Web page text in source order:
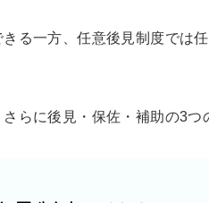
る一方、任意後見制度では
らに後見・保佐・補助の3つ